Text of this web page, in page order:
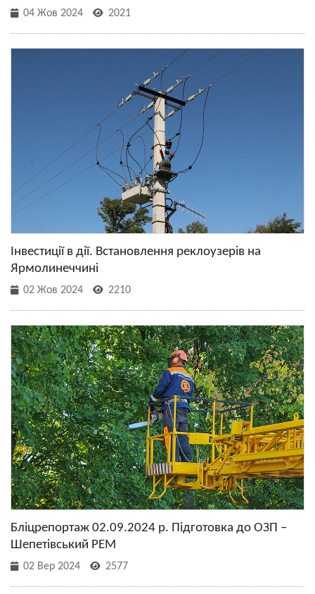
04 Жов 2024 2021
Інвестиції в дії. Встановлення реклоузерів на
Ярмолинеччині
02 Жов 2024 2210
Бліцрепортаж 02.09.2024 р. Підготовка до ОЗП –
Шепетівський РЕМ
02 Вер 2024 2577